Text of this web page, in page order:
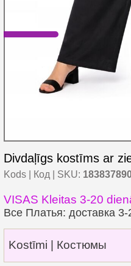
Divdaļīgs kostīms ar
Kods | Код | SKU:
VISAS Kleitas 3-20
Все Платья: доставка
Kostīmi | Костюмы